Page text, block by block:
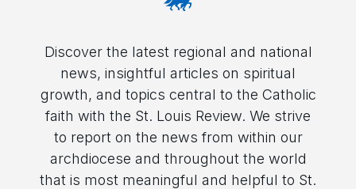
Discover the latest regional and national
news, insightful articles on spiritual
growth, and topics central to the Catholic
faith with the St. Louis Review. We strive
to report on the news from within our
archdiocese and throughout the world
that is most meaningful and helpful to St.